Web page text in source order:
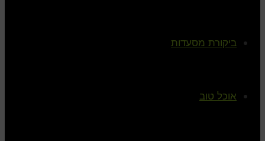
ביקורת מסעדות
אוכל טוב